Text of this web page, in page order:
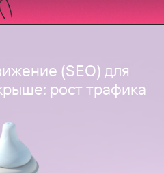
(SEO) для
рост трафика